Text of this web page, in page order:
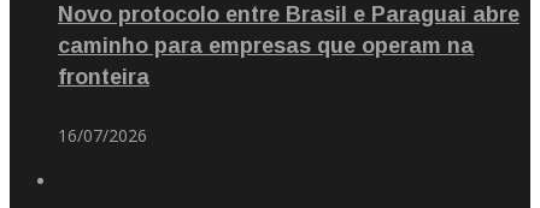
Novo protocolo entre Brasil e Paraguai abre
caminho para empresas que operam na
fronteira
16/07/2026